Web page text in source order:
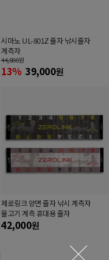
시마노 UL-801Z 줄자 낚시줄자
계측자
44,800원
13% 39,000원
제로링크 양면 줄자 낚시 계측자
물고기 계측 휴대용 줄자
42,000원